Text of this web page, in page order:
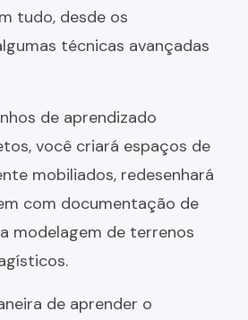
tudo, desde os
técnicas avançadas
de aprendizado
você criará espaços de
mobiliados, redesenhará
com documentação de
modelagem de terrenos
de aprender o